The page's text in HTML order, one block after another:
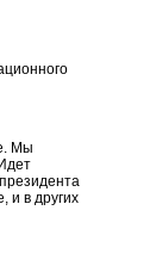
Мы
и в других